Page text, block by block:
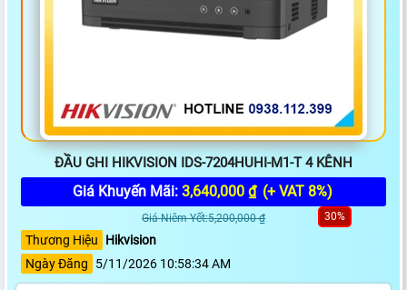
ĐẦU GHI HIKVISION IDS-7204HUHI-M1-T 4 KÊNH
Giá Khuyến Mãi: 3,640,000 ₫ (+ VAT 8%)
Giá Niêm Yết:5,200,000 ₫ 30%
Thương Hiệu
Hikvision
Ngày Đăng
5/11/2026 10:58:34 AM